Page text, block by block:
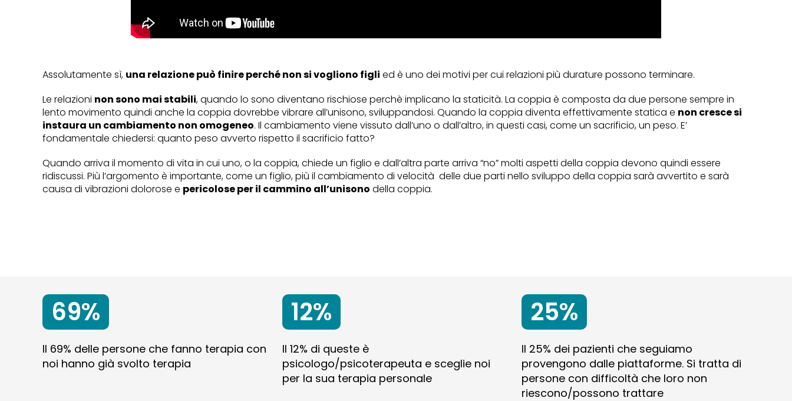
Assolutamente sì, una relazione può finire perché non si vogliono figli ed è uno dei motivi per cui relazioni più durature possono terminare.
Le relazioni non sono mai stabili, quando lo sono diventano rischiose perchè implicano la staticità. La coppia è composta da due persone sempre in
lento movimento quindi anche la coppia dovrebbe vibrare all’unisono, sviluppandosi. Quando la coppia diventa effettivamente statica e non cresce si
instaura un cambiamento non omogeneo. Il cambiamento viene vissuto dall’uno o dall’altro, in questi casi, come un sacrificio, un peso. E’
fondamentale chiedersi: quanto peso avverto rispetto il sacrificio fatto?
Quando arriva il momento di vita in cui uno, o la coppia, chiede un figlio e dall’altra parte arriva “no” molti aspetti della coppia devono quindi essere
ridiscussi. Più l’argomento è importante, come un figlio, più il cambiamento di velocità delle due parti nello sviluppo della coppia sarà avvertito e sarà
causa di vibrazioni dolorose e pericolose per il cammino all’unisono della coppia.
69%
Il 69% delle persone che fanno terapia con
noi hanno già svolto terapia
12%
Il 12% di queste è
psicologo/psicoterapeuta e sceglie noi
per la sua terapia personale
25%
Il 25% dei pazienti che seguiamo
provengono dalle piattaforme. Si tratta di
persone con difficoltà che loro non
riescono/possono trattare